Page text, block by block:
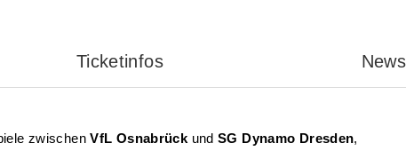
Ticketinfos News
zwischenVfL Osnabrück und SG Dynamo Dresden,